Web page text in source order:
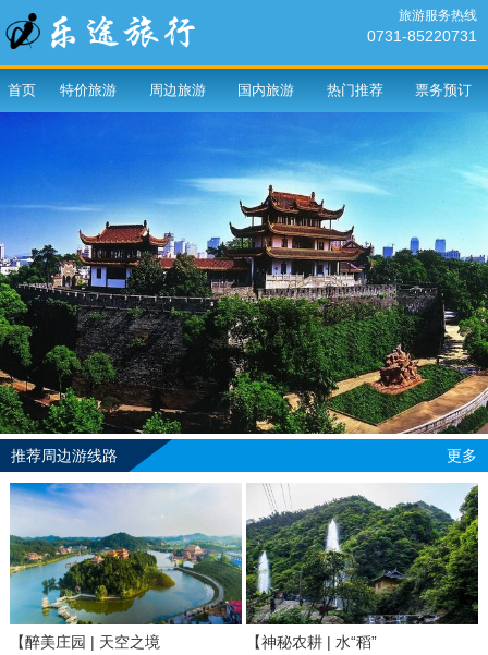
旅游服务热线
0731-85220731
首页 特价旅游 周边旅游 国内旅游 热门推荐 票务预订
推荐周边游线路 更多
【醉美庄园 | 天空之境
【神秘农耕 | 水“稻”